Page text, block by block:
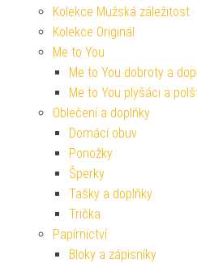
Kolekce Mužská záležitost
Kolekce Originál
Me to You
Me to You dobroty a
Me to You plyšáci a
Oblečení a doplňky
Domácí obuv
Ponožky
Šperky
Tašky a doplňky
Trička
Papírnictví
Bloky a zápisníky